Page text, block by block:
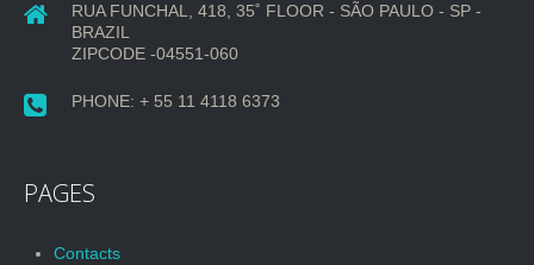
RUA FUNCHAL, 418, 35˚ FLOOR - SÃO PAULO - SP -
BRAZIL
ZIPCODE -04551-060
PHONE: + 55 11 4118 6373
PAGES
Contacts